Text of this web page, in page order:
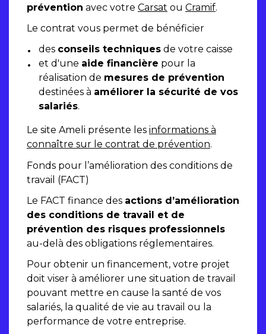
prévention avec votre Carsat ou Cramif.
Le contrat vous permet de bénéficier
des conseils techniques de votre caisse
et d'une aide financière pour la
réalisation de mesures de prévention
destinées à améliorer la sécurité de vos
salariés.
Le site Ameli présente les informations à
connaître sur le contrat de prévention.
Fonds pour l’amélioration des conditions de
travail (FACT)
Le FACT finance des actions d’amélioration
des conditions de travail et de
prévention des risques professionnels
au-delà des obligations réglementaires.
Pour obtenir un financement, votre projet
doit viser à améliorer une situation de travail
pouvant mettre en cause la santé de vos
salariés, la qualité de vie au travail ou la
performance de votre entreprise.